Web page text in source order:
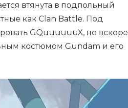
втянута в подпольный
как Clan Battle. Под
GQuuuuuuX, но вскоре
костюмом Gundam и его